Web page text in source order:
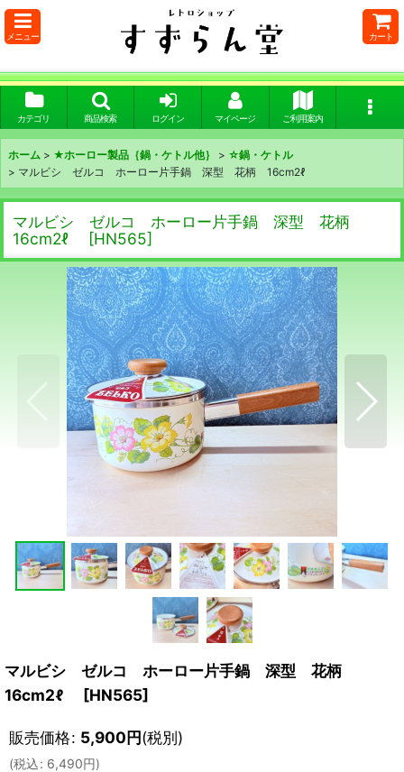
メニュー カート
カテゴリ 商品検索 ログイン マイページ ご利用案内
ホーム > ★ホーロー製品｛鍋・ケトル他｝ > ☆鍋・ケトル
> マルビシ ゼルコ ホーロー片手鍋 深型 花柄 16cm2ℓ
マルビシ ゼルコ ホーロー片手鍋 深型 花柄
16cm2ℓ
[HN565]
マルビシ ゼルコ ホーロー片手鍋 深型 花柄
16cm2ℓ
[HN565]
販売価格: 5,900円(税別)
(税込: 6,490円)